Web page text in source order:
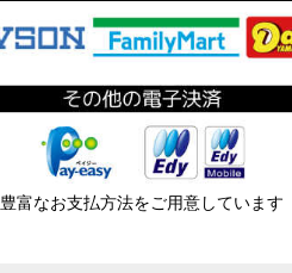
豊富なお支払方法をご用意しています